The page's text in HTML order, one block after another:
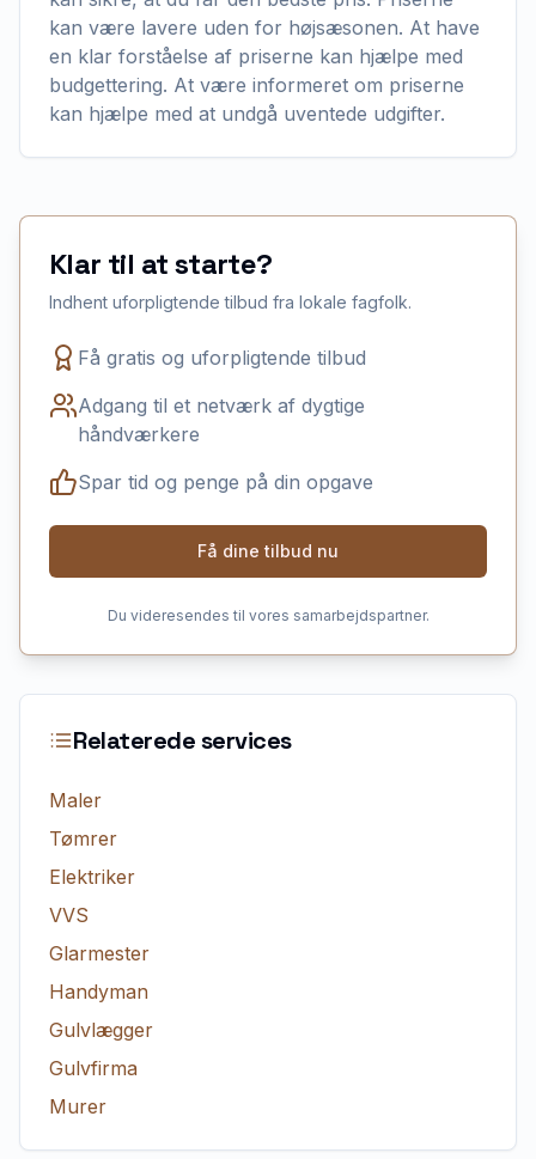
kan være lavere uden for højsæsonen. At have
en klar forståelse af priserne kan hjælpe med
budgettering. At være informeret om priserne
kan hjælpe med at undgå uventede udgifter.
Klar til at starte?
Indhent uforpligtende tilbud fra lokale fagfolk.
Få gratis og uforpligtende tilbud
Adgang til et netværk af dygtige
håndværkere
Spar tid og penge på din opgave
Få dine tilbud nu
Du videresendes til vores samarbejdspartner.
Relaterede services
Maler
Tømrer
Elektriker
VVS
Glarmester
Handyman
Gulvlægger
Gulvfirma
Murer